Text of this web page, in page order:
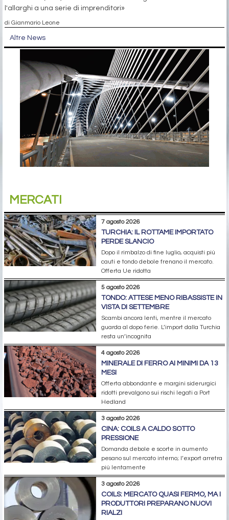
l'allarghi a una serie di imprenditori»
di Gianmario Leone
Altre News
MERCATI
7 agosto 2026
TURCHIA: IL ROTTAME IMPORTATO
PERDE SLANCIO
Dopo il rimbalzo di fine luglio, acquisti più
cauti e tondo debole frenano il mercato.
Offerta Ue ridotta
5 agosto 2026
TONDO: ATTESE MENO RIBASSISTE IN
VISTA DI SETTEMBRE
Scambi ancora lenti, mentre il mercato
guarda al dopo ferie. L’import dalla Turchia
resta un’incognita
4 agosto 2026
MINERALE DI FERRO AI MINIMI DA 13
MESI
Offerta abbondante e margini siderurgici
ridotti prevalgono sui rischi legati a Port
Hedland
3 agosto 2026
CINA: COILS A CALDO SOTTO
PRESSIONE
Domanda debole e scorte in aumento
pesano sul mercato interno; l’export arretra
più lentamente
3 agosto 2026
COILS: MERCATO QUASI FERMO, MA I
PRODUTTORI PREPARANO NUOVI
RIALZI